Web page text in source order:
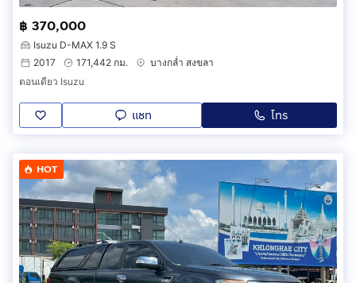
฿ 370,000
Isuzu D-MAX 1.9 S
2017
171,442 กม.
บางกล่ำ สงขลา
ตอนเดียว Isuzu
แชท โทร
HOT